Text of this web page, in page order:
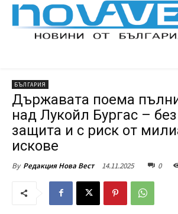
БЪЛГАРИЯ
Държавата поема
над Лукойл Бургас –
защита и с риск от
искове
By Редакция Нова Вест 14.11.2025 0